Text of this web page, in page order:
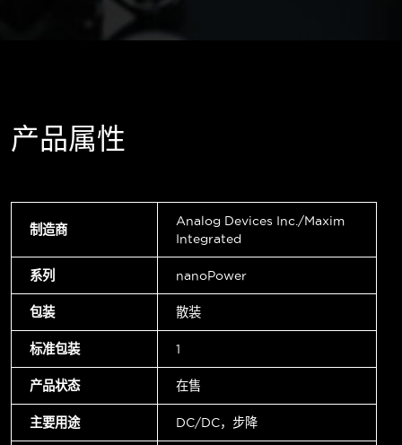
产品属性
制造商
Analog Devices Inc./Maxim
Integrated
系列 nanoPower
包装 散装
标准包装 1
产品状态 在售
主要用途 DC/DC，步降